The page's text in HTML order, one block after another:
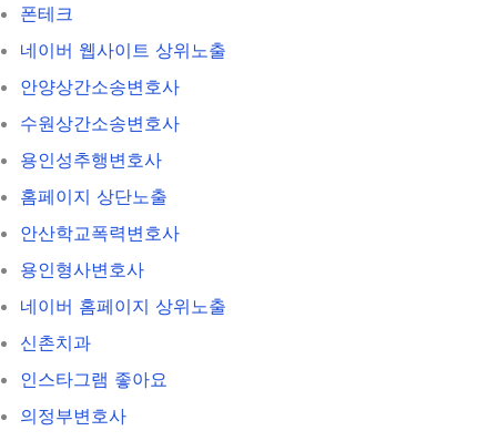
폰테크
네이버 웹사이트 상위노출
안양상간소송변호사
수원상간소송변호사
용인성추행변호사
홈페이지 상단노출
안산학교폭력변호사
용인형사변호사
네이버 홈페이지 상위노출
신촌치과
인스타그램 좋아요
의정부변호사